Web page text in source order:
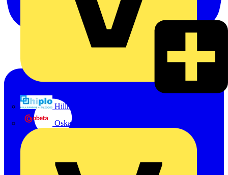
Hillmann & Ploog GmbH & Co. KG
Oskar Böttcher GmbH & Co. KG